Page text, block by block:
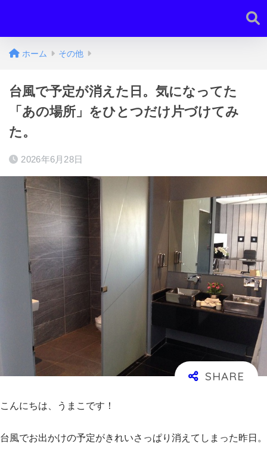
ホーム その他
台風で予定が消えた日。気になってた
「あの場所」をひとつだけ片づけてみ
た。
2026年6月28日
こんにちは、うまこです！
台風でお出かけの予定がきれいさっぱり消えてしまった昨日。